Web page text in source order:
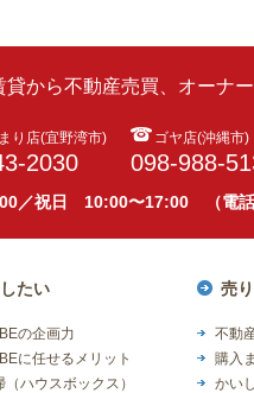
貸から不動産売買、オーナ
り店(宜野湾市)
2030
ゴヤ店(沖縄市)
098-988-
／祝日 10:00〜17:00 （電話
たい
の企画力
に任せるメリット
（ハウスボックス）
売
不動
購入
かい